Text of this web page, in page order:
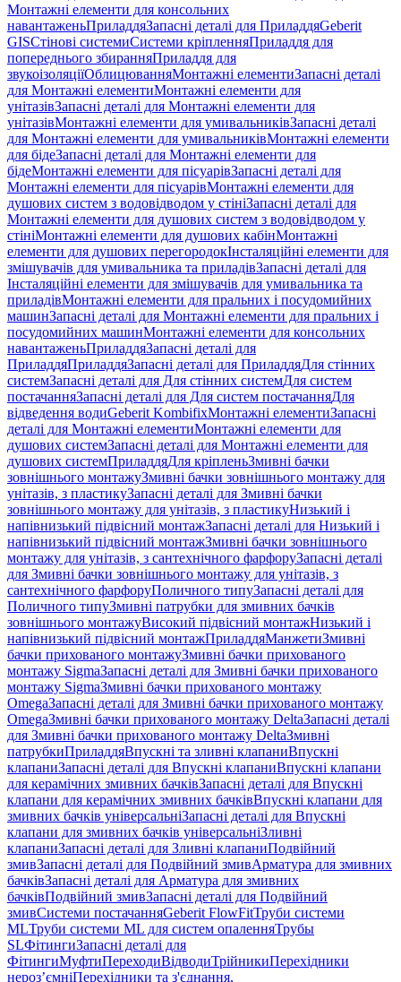
Монтажні елементи для консольних
навантаженьПриладдяЗапасні деталі для ПриладдяGeberit
GISСтінові системиСистеми кріпленняПриладдя для
попереднього збиранняПриладдя для
звукоізоляціїОблицюванняМонтажні елементиЗапасні деталі
для Монтажні елементиМонтажні елементи для
унітазівЗапасні деталі для Монтажні елементи для
унітазівМонтажні елементи для умивальниківЗапасні деталі
для Монтажні елементи для умивальниківМонтажні елементи
для бідеЗапасні деталі для Монтажні елементи для
бідеМонтажні елементи для пісуарівЗапасні деталі для
Монтажні елементи для пісуарівМонтажні елементи для
душових систем з водовідводом у стініЗапасні деталі для
Монтажні елементи для душових систем з водовідводом у
стініМонтажні елементи для душових кабінМонтажні
елементи для душових перегородокІнсталяційні елементи для
змішувачів для умивальника та приладівЗапасні деталі для
Інсталяційні елементи для змішувачів для умивальника та
приладівМонтажні елементи для пральних і посудомийних
машинЗапасні деталі для Монтажні елементи для пральних і
посудомийних машинМонтажні елементи для консольних
навантаженьПриладдяЗапасні деталі для
ПриладдяПриладдяЗапасні деталі для ПриладдяДля стінних
системЗапасні деталі для Для стінних системДля систем
постачанняЗапасні деталі для Для систем постачанняДля
відведення водиGeberit KombifixМонтажні елементиЗапасні
деталі для Монтажні елементиМонтажні елементи для
душових системЗапасні деталі для Монтажні елементи для
душових системПриладдяДля кріпленьЗмивні бачки
зовнішнього монтажуЗмивні бачки зовнішнього монтажу для
унітазів, з пластикуЗапасні деталі для Змивні бачки
зовнішнього монтажу для унітазів, з пластикуНизький і
напівнизький підвісний монтажЗапасні деталі для Низький і
напівнизький підвісний монтажЗмивні бачки зовнішнього
монтажу для унітазів, з сантехнічного фарфоруЗапасні деталі
для Змивні бачки зовнішнього монтажу для унітазів, з
сантехнічного фарфоруПоличного типуЗапасні деталі для
Поличного типуЗмивні патрубки для змивних бачків
зовнішнього монтажуВисокий підвісний монтажНизький і
напівнизький підвісний монтажПриладдяМанжетиЗмивні
бачки прихованого монтажуЗмивні бачки прихованого
монтажу SigmaЗапасні деталі для Змивні бачки прихованого
монтажу SigmaЗмивні бачки прихованого монтажу
OmegaЗапасні деталі для Змивні бачки прихованого монтажу
OmegaЗмивні бачки прихованого монтажу DeltaЗапасні деталі
для Змивні бачки прихованого монтажу DeltaЗмивні
патрубкиПриладдяВпускні та зливні клапаниВпускні
клапаниЗапасні деталі для Впускні клапаниВпускні клапани
для керамічних змивних бачківЗапасні деталі для Впускні
клапани для керамічних змивних бачківВпускні клапани для
змивних бачків універсальніЗапасні деталі для Впускні
клапани для змивних бачків універсальніЗливні
клапаниЗапасні деталі для Зливні клапаниПодвійний
змивЗапасні деталі для Подвійний змивАрматура для змивних
бачкiвЗапасні деталі для Арматура для змивних
бачкiвПодвійний змивЗапасні деталі для Подвійний
змивСистеми постачанняGeberit FlowFitТруби системи
MLТруби системи ML для систем опаленняТрубы
SLФітингиЗапасні деталі для
ФітингиМуфтиПереходиВідводиТрійникиПерехідники
нероз’ємніПерехідники та з'єднання,